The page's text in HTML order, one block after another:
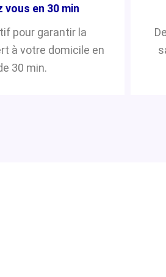
vous en 30 min
pour garantir la
à votre domicile en
30 min.